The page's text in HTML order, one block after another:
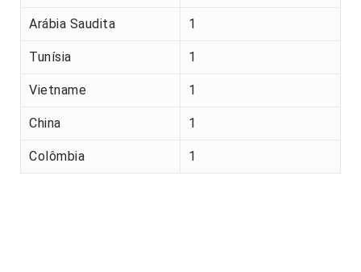
Arábia Saudita 1
Tunísia 1
Vietname 1
China 1
Colômbia 1